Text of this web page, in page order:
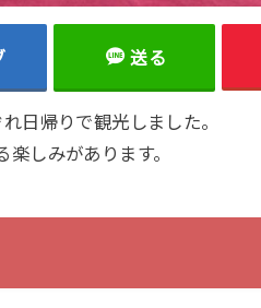
送る
日帰りで観光しました。
しみがあります。